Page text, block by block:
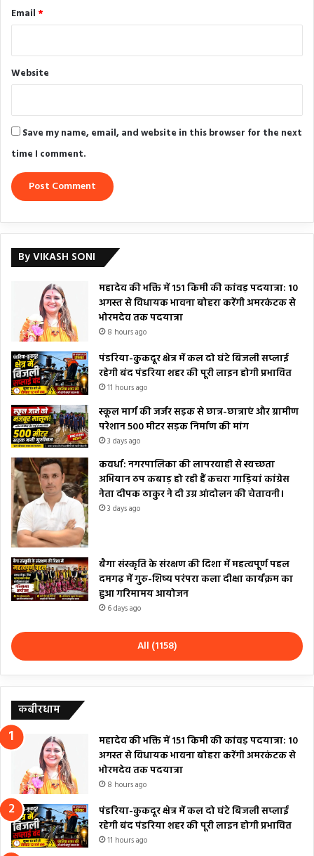
Email *
Website
Save my name, email, and website in this browser for the next
time I comment.
By VIKASH SONI
महादेव की भक्ति में 151 किमी की कांवड़ पदयात्रा: 10
अगस्त से विधायक भावना बोहरा करेंगी अमरकंटक से
भोरमदेव तक पदयात्रा
8 hours ago
पंडरिया-कुकदूर क्षेत्र में कल दो घंटे बिजली सप्लाई
रहेगी बंद पंडरिया शहर की पूरी लाइन होगी प्रभावित
11 hours ago
स्कूल मार्ग की जर्जर सड़क से छात्र-छात्राएं और ग्रामीण
परेशान 500 मीटर सड़क निर्माण की मांग
3 days ago
कवर्धा: नगरपालिका की लापरवाही से स्वच्छता
अभियान ठप कबाड़ हो रही हैं कचरा गाड़ियां कांग्रेस
नेता दीपक ठाकुर ने दी उग्र आंदोलन की चेतावनी।
3 days ago
बैगा संस्कृति के संरक्षण की दिशा में महत्वपूर्ण पहल
दमगढ़ में गुरु-शिष्य परंपरा कला दीक्षा कार्यक्रम का
हुआ गरिमामय आयोजन
6 days ago
All (1158)
कबीरधाम
महादेव की भक्ति में 151 किमी की कांवड़ पदयात्रा: 10
अगस्त से विधायक भावना बोहरा करेंगी अमरकंटक से
भोरमदेव तक पदयात्रा
8 hours ago
पंडरिया-कुकदूर क्षेत्र में कल दो घंटे बिजली सप्लाई
रहेगी बंद पंडरिया शहर की पूरी लाइन होगी प्रभावित
11 hours ago